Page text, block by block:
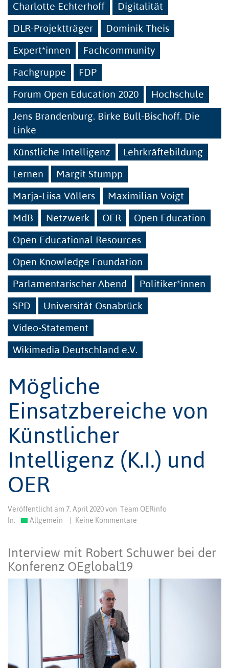
Charlotte Echterhoff
Digitalität
DLR-Projektträger
Dominik Theis
Expert*innen
Fachcommunity
Fachgruppe
FDP
Forum Open Education 2020
Hochschule
Jens Brandenburg. Birke Bull-Bischoff. Die
Linke
Künstliche Intelligenz
Lehrkräftebildung
Lernen
Margit Stumpp
Marja-Liisa Völlers
Maximilian Voigt
MdB
Netzwerk OER
Open Education
Open Educational Resources
Open Knowledge Foundation
Parlamentarischer Abend
Politiker*innen
SPD
Universität Osnabrück
Video-Statement
Wikimedia Deutschland e.V.
Mögliche
Einsatzbereiche von
Künstlicher
Intelligenz (K.I.) und
OER
Veröffentlicht am 7. April 2020von Team OERinfo
In:
Allgemein Keine Kommentare
Interview mit Robert Schuwer bei der
Konferenz OEglobal19